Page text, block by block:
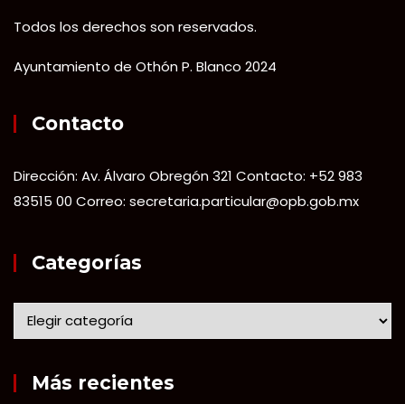
Todos los derechos son reservados.
Ayuntamiento de Othón P. Blanco 2024
Contacto
Dirección: Av. Álvaro Obregón 321 Contacto: +52 983
83515 00 Correo: secretaria.particular@opb.gob.mx
Categorías
Más recientes